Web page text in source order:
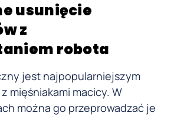
usunięcie
z
robota
jest najpopularniejszym
mięśniakami macicy. W
można go przeprowadzać je